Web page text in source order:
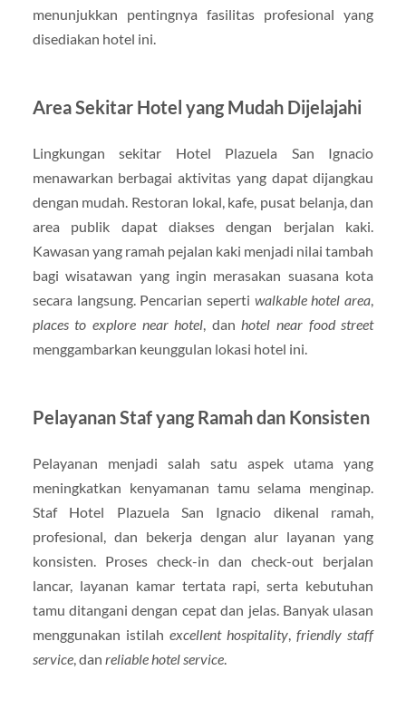
menunjukkan pentingnya fasilitas profesional yang
disediakan hotel ini.
Area Sekitar Hotel yang Mudah Dijelajahi
Lingkungan sekitar Hotel Plazuela San Ignacio
menawarkan berbagai aktivitas yang dapat dijangkau
dengan mudah. Restoran lokal, kafe, pusat belanja, dan
area publik dapat diakses dengan berjalan kaki.
Kawasan yang ramah pejalan kaki menjadi nilai tambah
bagi wisatawan yang ingin merasakan suasana kota
secara langsung. Pencarian seperti walkable hotel area,
places to explore near hotel, danhotel near food street
menggambarkan keunggulan lokasi hotel ini.
Pelayanan Staf yang Ramah dan Konsisten
Pelayanan menjadi salah satu aspek utama yang
meningkatkan kenyamanan tamu selama menginap.
Staf Hotel Plazuela San Ignacio dikenal ramah,
profesional, dan bekerja dengan alur layanan yang
konsisten. Proses check-in dan check-out berjalan
lancar, layanan kamar tertata rapi, serta kebutuhan
tamu ditangani dengan cepat dan jelas. Banyak ulasan
menggunakan istilah excellent hospitality,friendly staff
service, dan reliable hotel service.